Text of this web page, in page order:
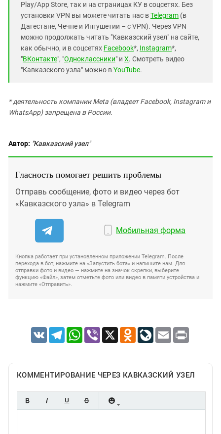
Play/App Store, так и на страницах КУ в соцсетях. Без
установки VPN вы можете читать нас вTelegram (в
Дагестане, Чечне и Ингушетии – с VPN). Через VPN
можно продолжать читать "Кавказский узел" на сайте,
как обычно, и в соцсетях Facebook*, Instagram*,
"ВКонтакте", "Одноклассники" и X. Смотреть видео
"Кавказского узла" можно вYouTube.
* деятельность компании Meta (владеет Facebook, Instagram и
WhatsApp) запрещена в России.
Автор: "Кавказский узел"
Гласность помогает решить проблемы
Отправь сообщение, фото и видео через бот
«Кавказского узла» в Telegram
Мобильная форма
Кнопка работает при установленном приложении Telegram. После
перехода в бот, нажмите на «Запустить бота» и напишите нам. Для
отправки фото и видео — нажмите на значок скрепки, выберите
функцию «Файл», затем отметьте фото или видео в памяти устройства и
нажмите «Отправить».
VK TelegramWhatsApp
Viber X Odnoklassniki
LiveJournal
Email Print
КОММЕНТИРОВАНИЕ ЧЕРЕЗ КАВКАЗСКИЙ УЗЕЛ